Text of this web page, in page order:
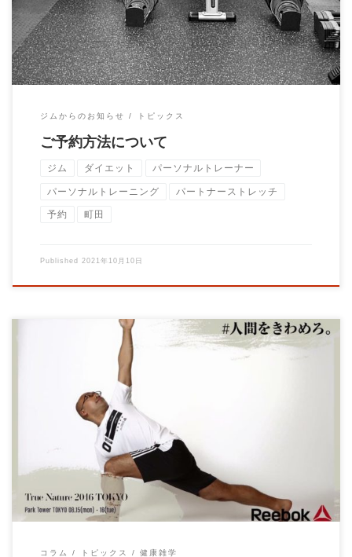
ジムからのお知らせ トピックス
ご予約方法について
ジム ダイエット パーソナルトレーナー
パーソナルトレーニング パートナーストレッチ
予約 町田
Published 2021年10月10日
ストレッチのざっくり歴史 ストレッチという単語が日本で当た
り前のように使われるようにな […]
コラム トピックス 健康雑学